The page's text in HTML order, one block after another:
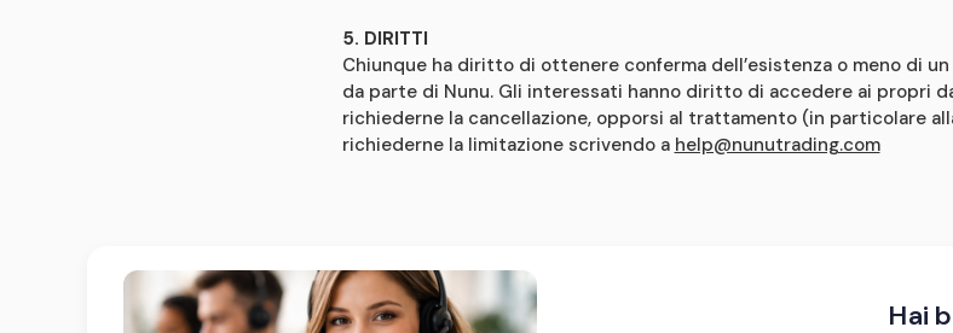
5. DIRITTI
Chiunque ha diritto di ottenere conferma dell’esistenza o meno di
da parte di Nunu. Gli interessati hanno diritto di accedere ai propri
richiederne la cancellazione, opporsi al trattamento (in particolare
richiederne la limitazione scrivendo a help@nunutrading.com
Hai